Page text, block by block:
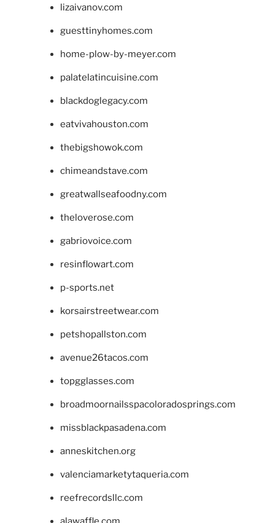
lizaivanov.com
guesttinyhomes.com
home-plow-by-meyer.com
palatelatincuisine.com
blackdoglegacy.com
eatvivahouston.com
thebigshowok.com
chimeandstave.com
greatwallseafoodny.com
theloverose.com
gabriovoice.com
resinflowart.com
p-sports.net
korsairstreetwear.com
petshopallston.com
avenue26tacos.com
topgglasses.com
broadmoornailsspacoloradosprings.com
missblackpasadena.com
anneskitchen.org
valenciamarketytaqueria.com
reefrecordsllc.com